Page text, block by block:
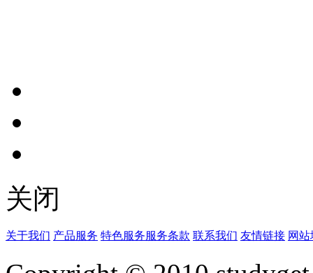
关闭
关于我们 产品服务 特色服务服务条款 联系我们 友情链接 网